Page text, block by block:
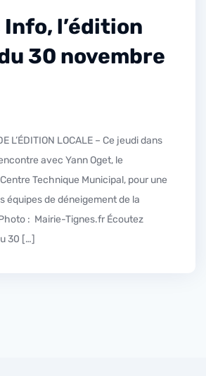
l’édition
30 novembre
avec Yann Oget, le
Technique Municipal, pour une
équipes de déneigement de la
: Mairie-Tignes.fr Écoutez
30 […]